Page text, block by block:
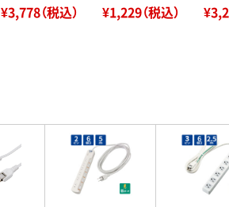
¥3,778（税込） ¥1,229（税込）